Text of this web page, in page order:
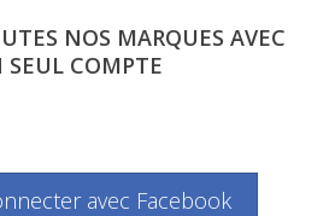
NOS MARQUES AVEC
SEUL COMPTE
avec Facebook